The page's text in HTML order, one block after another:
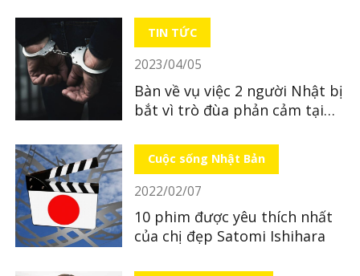
TIN TỨC
2023/04/05
Bàn về vụ việc 2 người Nhật bị
bắt vì trò đùa phản cảm tại
Cuộc sống Nhật Bản
2022/02/07
10 phim được yêu thích nhất
của chị đẹp Satomi Ishihara